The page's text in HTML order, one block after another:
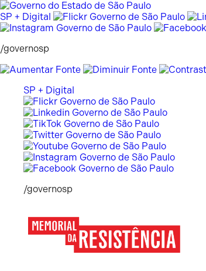
Pular
para
o
SP + Digital
/governosp
SP + Digital
/governosp